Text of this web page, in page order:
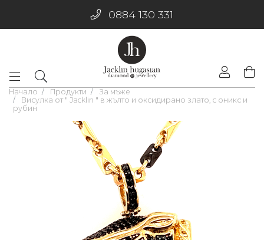
0884 130 331
Начало Продукти
За мъже
Висулка от " Jacklin " в жълто и оксидирано злато, с оникс и
рубин